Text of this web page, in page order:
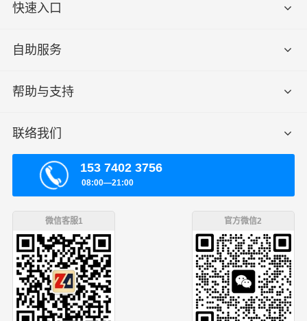
快速入口
自助服务
帮助与支持
联络我们
153 7402 3756
08:00—21:00
微信客服1 官方微信2